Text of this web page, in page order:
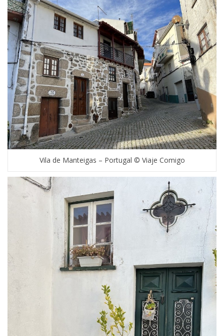
Vila de Manteigas – Portugal © Viaje Comigo